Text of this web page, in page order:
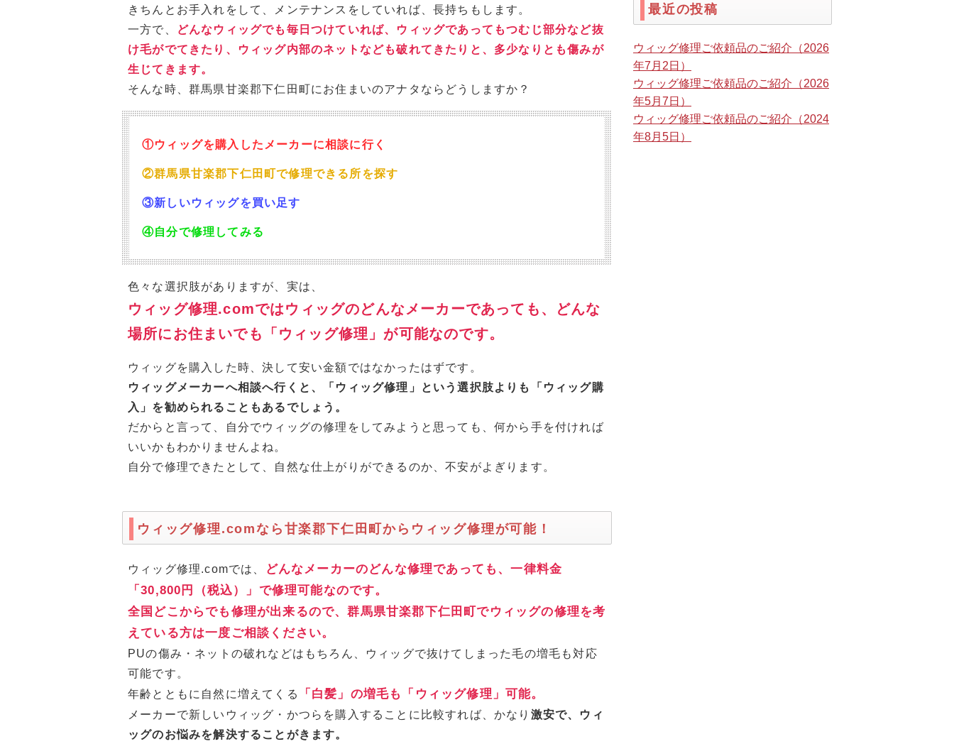
きちんとお手入れをして、メンテナンスをしていれば、長持ちもします。
一方で、
どんなウィッグでも毎日つけていれば、ウィッグであってもつむじ部分など抜
け毛がでてきたり、ウィッグ内部のネットなども破れてきたりと、多少なりとも傷みが
生じてきます。
そんな時、群馬県甘楽郡下仁田町にお住まいのアナタならどうしますか？
①ウィッグを購入したメーカーに相談に行く
②群馬県甘楽郡下仁田町で修理できる所を探す
③新しいウィッグを買い足す
④自分で修理してみる
色々な選択肢がありますが、実は、
ウィッグ修理.comではウィッグのどんなメーカーであっても、どんな
場所にお住まいでも「ウィッグ修理」が可能なのです。
ウィッグを購入した時、決して安い金額ではなかったはずです。
ウィッグメーカーへ相談へ行くと、「ウィッグ修理」という選択肢よりも「ウィッグ購
入」を勧められることもあるでしょう。
だからと言って、自分でウィッグの修理をしてみようと思っても、何から手を付ければ
いいかもわかりませんよね。
自分で修理できたとして、自然な仕上がりができるのか、不安がよぎります。
ウィッグ修理.comなら甘楽郡下仁田町からウィッグ修理が可能！
ウィッグ修理.comでは、
どんなメーカーのどんな修理であっても、一律料金
「30,800円（税込）」で修理可能なのです。
全国どこからでも修理が出来るので、群馬県甘楽郡下仁田町でウィッグの修理を考
えている方は一度ご相談ください。
PUの傷み・ネットの破れなどはもちろん、ウィッグで抜けてしまった毛の増毛も対応
可能です。
年齢とともに自然に増えてくる
「白髪」の増毛も「ウィッグ修理」可能。
メーカーで新しいウィッグ・かつらを購入することに比較すれば、かなり 激安で、ウィ
ッグのお悩みを解決することがきます。
最近の投稿
ウィッグ修理ご依頼品のご紹介（2026
年7月2日）
ウィッグ修理ご依頼品のご紹介（2026
年5月7日）
ウィッグ修理ご依頼品のご紹介（2024
年8月5日）